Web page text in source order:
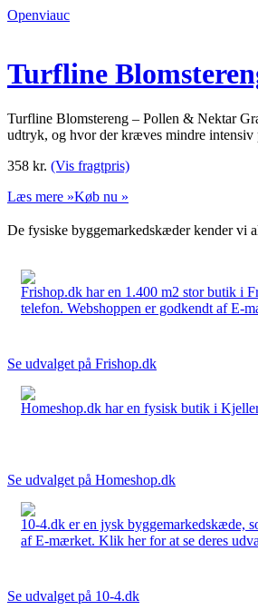
Openviauc
Turfline
Turfline Blomstereng – Pollen & Nektar
udtryk, og hvor der kræves mindre intensiv
358 kr. (Vis fragtpris)
Læs mere »Køb nu »
De fysiske byggemarkedskæder kender vi
Frishop.dk har en 1.400 m2 stor butik i
telefon. Webshoppen er godkendt af E-
Se udvalget på Frishop.dk
Homeshop.dk har en fysisk butik i
Se udvalget på Homeshop.dk
10-4.dk er en jysk byggemarkedskæde,
af E-mærket. Klik her for at se deres
Se udvalget på 10-4.dk